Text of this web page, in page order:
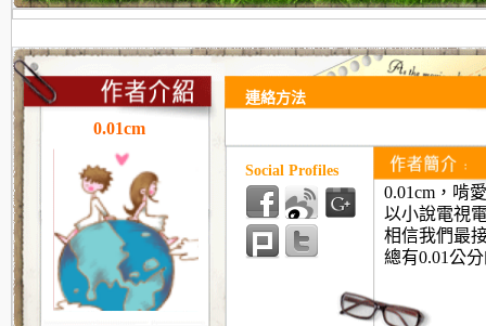
0.01cm
0.01cm，啃
以小說電視
相信我們最
總有0.01公
連絡方法
Social Profiles